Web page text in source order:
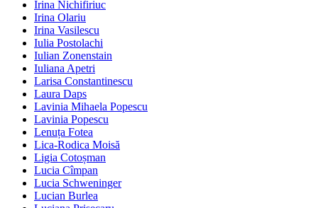
Irina Nichifiriuc
Irina Olariu
Irina Vasilescu
Iulia Postolachi
Iulian Zonenstain
Iuliana Apetri
Larisa Constantinescu
Laura Daps
Lavinia Mihaela Popescu
Lavinia Popescu
Lenuța Fotea
Lica-Rodica Moisă
Ligia Cotoșman
Lucia Cîmpan
Lucia Schweninger
Lucian Burlea